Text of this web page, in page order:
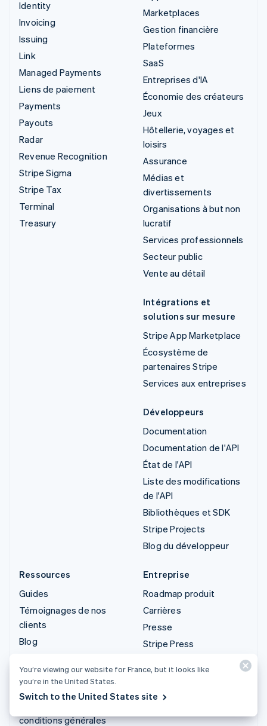
Identity
Invoicing
Issuing
Link
Managed Payments
Liens de paiement
Payments
Payouts
Radar
Revenue Recognition
Stripe Sigma
Stripe Tax
Terminal
Treasury
Marketplaces
Gestion financière
Plateformes
SaaS
Entreprises d'IA
Économie des créateurs
Jeux
Hôtellerie, voyages et
loisirs
Assurance
Médias et
divertissements
Organisations à but non
lucratif
Services professionnels
Secteur public
Vente au détail
Intégrations et
solutions sur mesure
Stripe App Marketplace
Écosystème de
partenaires Stripe
Services aux entreprises
Développeurs
Documentation
Documentation de l'API
État de l'API
Liste des modifications
de l'API
Bibliothèques et SDK
Stripe Projects
Blog du développeur
Ressources
Guides
Témoignages de nos
clients
Blog
Sessions : conférence
annuelle
conditions générales
Entreprise
Roadmap produit
Carrières
Presse
Stripe Press
You’re viewing our website for France, but it looks like
you’re in the United States.
Switch to the United States site